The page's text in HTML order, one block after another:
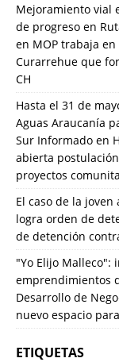
Mejoramiento vial
de progreso en
en MOP trabaja
Curarrehue que
CH
Hasta el 31 de
Aguas Araucanía
Sur Informado en
abierta
proyectos
El caso de la joven
logra orden de
de detención
"Yo Elijo Malleco":
emprendimientos
Desarrollo de
nuevo espacio
ETIQUETAS